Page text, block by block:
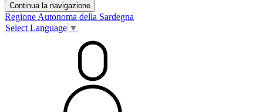
Continua la navigazione
Regione Autonoma della Sardegna
Select Language ▼